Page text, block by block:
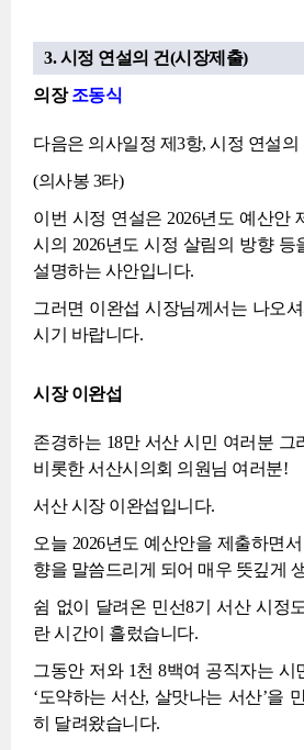
3. 시정 연설의 건(시장제출)
의장조동식
다음은 의사일정 제3항, 시정 연설
(의사봉 3타)
이번 시정 연설은 2026년도 예산안
시의 2026년도 시정 살림의 방향 등
설명하는 사안입니다.
그러면 이완섭 시장님께서는 나오
시기 바랍니다.
시장 이완섭
존경하는 18만 서산 시민 여러분 그
비롯한 서산시의회 의원님 여러분!
서산 시장 이완섭입니다.
오늘 2026년도 예산안을 제출하면
향을 말씀드리게 되어 매우 뜻깊게
쉼 없이 달려온 민선8기 서산 시정
란 시간이 흘렀습니다.
그동안 저와 1천 8백여 공직자는 시
‘도약하는 서산, 살맛나는 서산’을
히 달려왔습니다.